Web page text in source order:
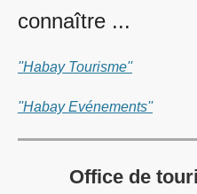
connaître ...
''Habay Tourisme''
''Habay Evénements''
Office de